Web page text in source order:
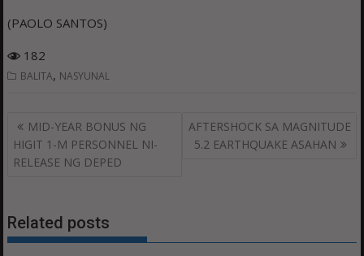
(PAOLO SANTOS)
182
BALITA, NASYUNAL
Post
navigation
MID-YEAR BONUS NG
HIGIT 1-M PERSONNEL NI-
RELEASE NG DEPED
AFTERSHOCK SA MAGNITUDE
5.2 EARTHQUAKE ASAHAN
Related posts